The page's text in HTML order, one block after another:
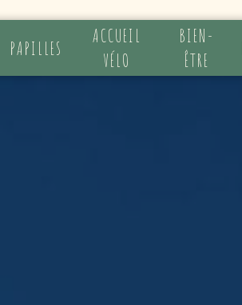
PAPILLES
ACCUEIL
VÉLO
BIEN-
ÊTRE